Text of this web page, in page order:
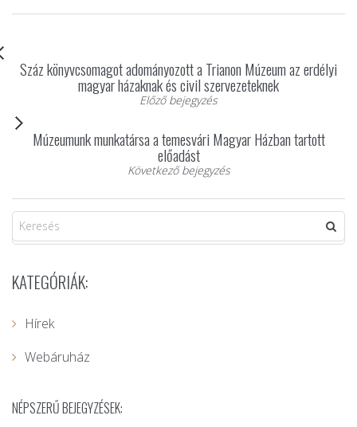
Száz könyvcsomagot adományozott a Trianon Múzeum az erdélyi
magyar házaknak és civil szervezeteknek
Előző bejegyzés
Múzeumunk munkatársa a temesvári Magyar Házban tartott
előadást
Következő bejegyzés
KATEGÓRIÁK:
Hírek
Webáruház
NÉPSZERŰ BEJEGYZÉSEK: